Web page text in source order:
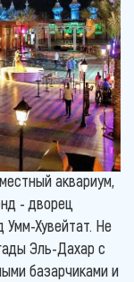
аквариум,
- дворец
Умм-Хувейтат. Не
Эль-Дахар с
базарчиками и